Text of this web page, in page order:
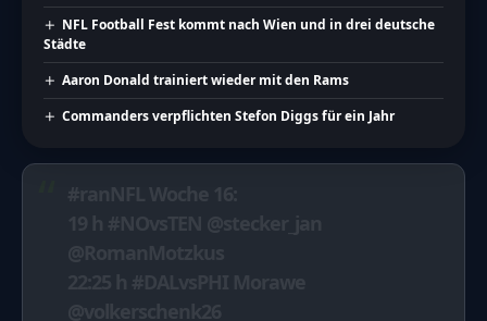
NFL Football Fest kommt nach Wien und in drei deutsche
Städte
Aaron Donald trainiert wieder mit den Rams
Commanders verpflichten Stefon Diggs für ein Jahr